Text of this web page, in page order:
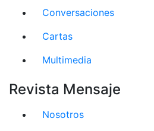
Conversaciones
Cartas
Multimedia
Revista Mensaje
Nosotros